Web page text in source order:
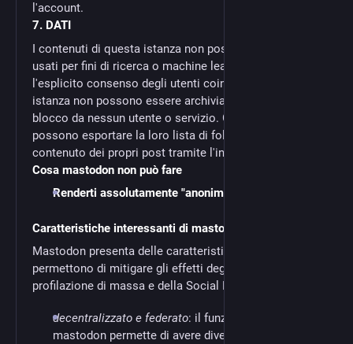
l'account.
7. DATI
I contenuti di questa istanza non possono essere
usati per fini di ricerca o machine learning senza
l'esplicito consenso degli utenti coinvolti I contenuti di
istanza non possono essere archiviati o indicizzati in
blocco da nessun utente o servizio. Gli utenti attivi
possono esportare la loro lista di follower e il
contenuto dei propri post tramite l'interfaccia web
Cosa mastodon non può fare
Renderti assolutamente "anonimo"
Caratteristiche interessanti di mastodon
Mastodon presenta delle caratteristiche che
permettono di mitigare gli effetti degli strumenti di
profilazione di massa e della Social Media Intelligence
decentralizzato e federato: il funzionamento di
mastodon permette di avere diversi nodi autonomi